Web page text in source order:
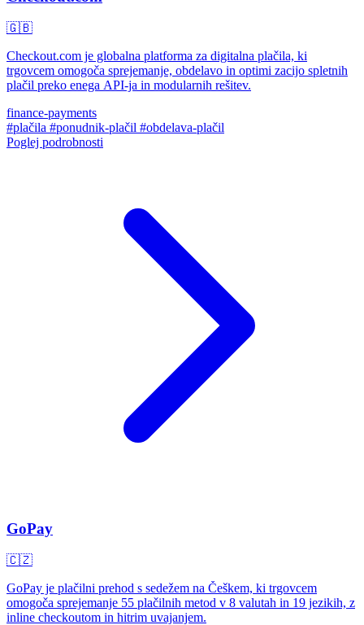
🇬🇧
Checkout.com je globalna platforma za digitalna plačila, ki
trgovcem omogoča sprejemanje, obdelavo in optimi zacijo spletnih
plačil preko enega API-ja in modularnih rešitev.
finance-payments
#plačila #ponudnik-plačil #obdelava-plačil
Poglej podrobnosti
GoPay
🇨🇿
GoPay je plačilni prehod s sedežem na Češkem, ki trgovcem
omogoča sprejemanje 55 plačilnih metod v 8 valutah in 19 jezikih, z
inline checkoutom in hitrim uvajanjem.